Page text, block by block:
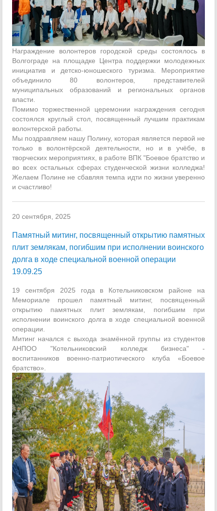
Награждение волонтеров городской среды состоялось в
Волгограде на площадке Центра поддержки молодежных
инициатив и детско-юношеского туризма. Мероприятие
объединило 80 волонтеров, представителей
муниципальных образований и региональных органов
власти.
Помимо торжественной церемонии награждения сегодня
состоялся круглый стол, посвященный лучшим практикам
волонтерской работы.
Мы поздравляем нашу Полину, которая является первой не
только в волонтёрской деятельности, но и в учёбе, в
творческих мероприятиях, в работе ВПК "Боевое братство и
во всех остальных сферах студенческой жизни колледжа!
Желаем Полине не сбавляя темпа идти по жизни уверенно
и счастливо!
20 сентября, 2025
Памятный митинг, посвященный открытию памятных
плит землякам, погибшим при исполнении воинского
долга в ходе специальной военной операции
19.09.25
19 сентября 2025 года в Котельниковском районе на
Мемориале прошел памятный митинг, посвященный
открытию памятных плит землякам, погибшим при
исполнении воинского долга в ходе специальной военной
операции.
Митинг начался с выхода знамённой группы из студентов
АНПОО "Котельниковский колледж бизнеса" -
воспитанников военно-патриотического клуба «Боевое
братство».